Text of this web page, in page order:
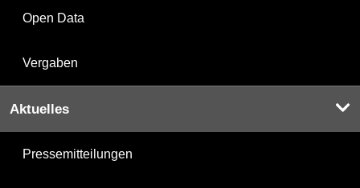
Open Data
Vergaben
Aktuelles
Pressemitteilungen